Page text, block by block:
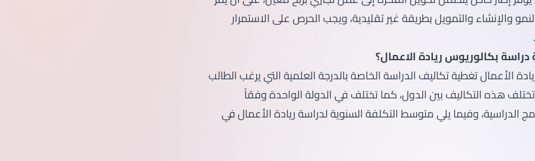
والإنشاء والتمويل بطريقة غير تقليدية، ويجب الحرص على الاستمرار
بكالوريوس ريادة الاعمال؟
الأعمال تغطية تكاليف الدراسة الخاصة بالدرجة العلمية التي يرغب الطالب
هذه التكاليف بين الدول، كما تختلف في الدولة الواحدة وفقاً
الدراسية، وفيما يلي متوسط التكلفة السنوية لدراسة ريادة الأعمال في